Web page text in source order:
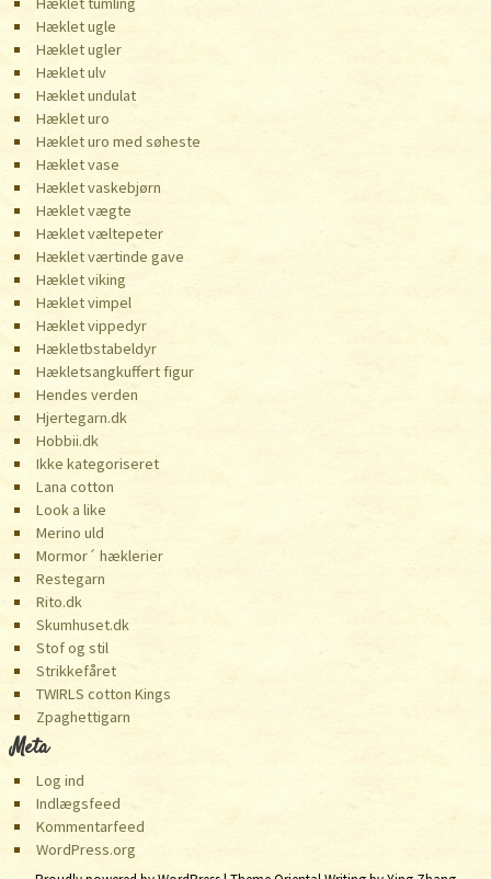
Hæklet ugle
Hæklet ugler
Hæklet ulv
Hæklet undulat
Hæklet uro
Hæklet uro med søheste
Hæklet vase
Hæklet vaskebjørn
Hæklet vægte
Hæklet væltepeter
Hæklet værtinde gave
Hæklet viking
Hæklet vimpel
Hæklet vippedyr
Hækletbstabeldyr
Hækletsangkuffert figur
Hendes verden
Hjertegarn.dk
Hobbii.dk
Ikke kategoriseret
Lana cotton
Look a like
Merino uld
Mormor´ hæklerier
Restegarn
Rito.dk
Skumhuset.dk
Stof og stil
Strikkefåret
TWIRLS cotton Kings
️Zpaghettigarn
Meta
Log ind
Indlægsfeed
Kommentarfeed
WordPress.org